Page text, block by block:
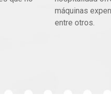
máquinas
entre otros.